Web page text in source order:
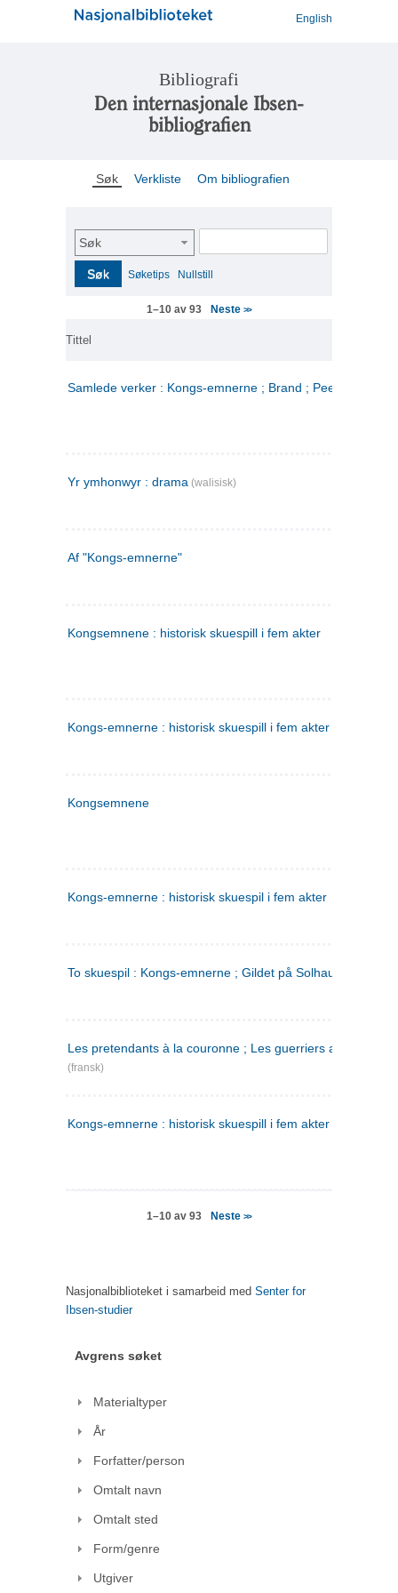
English
Bibliografi
Den internasjonale Ibsen-
bibliografien
Søk Verkliste Om bibliografien
Søk
Søk Søketips Nullstill
1–10 av 93 Neste>>
Tittel
Samlede verker : Kongs-emnerne ; Brand ; Peer Gynt. 2
Yr ymhonwyr : drama (walisisk)
Af "Kongs-emnerne"
Kongsemnene : historisk skuespill i fem akter
Kongs-emnerne : historisk skuespill i fem akter
Kongsemnene
Kongs-emnerne : historisk skuespil i fem akter
To skuespil : Kongs-emnerne ; Gildet på Solhaug
Les pretendants à la couronne ; Les guerriers a Helgeland
(fransk)
Kongs-emnerne : historisk skuespill i fem akter
1–10 av 93 Neste>>
Nasjonalbiblioteket i samarbeid med Senter for
Ibsen-studier
Avgrens søket
Materialtyper
År
Forfatter/person
Omtalt navn
Omtalt sted
Form/genre
Utgiver